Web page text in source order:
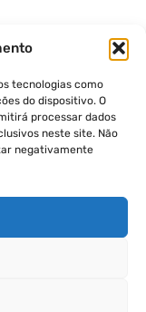
tecnologias como
do dispositivo. O
processar dados
neste site. Não
negativamente